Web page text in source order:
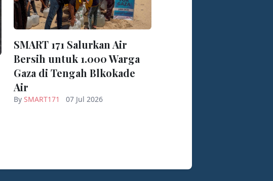
SMART 171 Salurkan Air
Bersih untuk 1.000 Warga
Gaza di Tengah Blkokade
Air
By SMART171 07 Jul 2026